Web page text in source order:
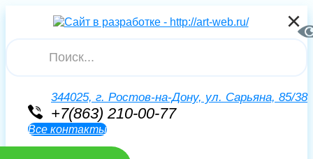
344025, г. Ростов-на-Дону, ул. Сарьяна, 85/38
+7(863) 210-00-77
Все контакты
×
×
×